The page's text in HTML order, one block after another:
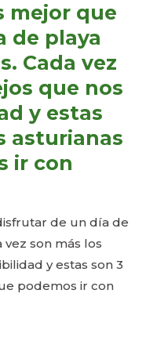
mejor que
de playa
Cada vez
que nos
y estas
asturianas
ir con
de un día de
son más los
y estas son 3
podemos ir con